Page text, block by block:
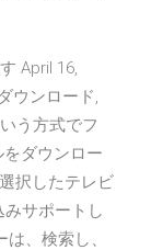
April 16,
ウンロード,
う方式でフ
ダウンロー
択したテレビ
サポートし
、検索し、